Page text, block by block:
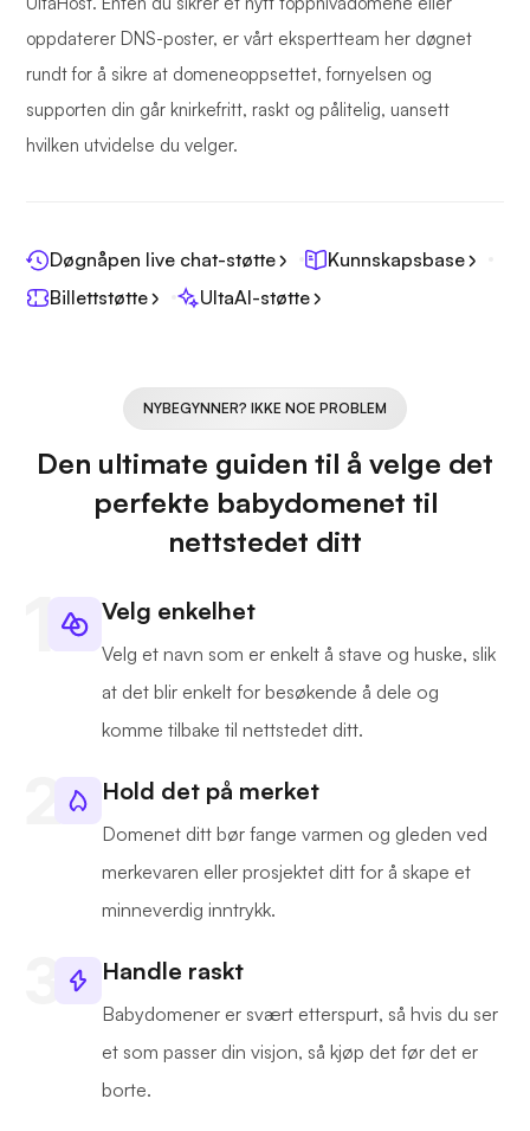
oppdaterer DNS-poster, er vårt ekspertteam her døgnet
rundt for å sikre at domeneoppsettet, fornyelsen og
supporten din går knirkefritt, raskt og pålitelig, uansett
hvilken utvidelse du velger.
Døgnåpen live chat-støtte
Kunnskapsbase
Billettstøtte
UltaAI-støtte
NYBEGYNNER? IKKE NOE PROBLEM
Den ultimate guiden til å velge det
perfekte babydomenet til
nettstedet ditt
Velg enkelhet
Velg et navn som er enkelt å stave og huske, slik
at det blir enkelt for besøkende å dele og
komme tilbake til nettstedet ditt.
Hold det på merket
Domenet ditt bør fange varmen og gleden ved
merkevaren eller prosjektet ditt for å skape et
minneverdig inntrykk.
Handle raskt
Babydomener er svært etterspurt, så hvis du ser
et som passer din visjon, så kjøp det før det er
borte.